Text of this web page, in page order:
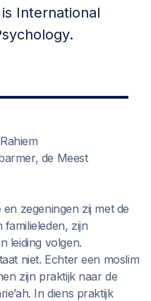
International
de Meest
zegeningen zij met de
zijn
leiding volgen.
niet. Echter een moslim
zijn praktijk naar de
In diens praktijk